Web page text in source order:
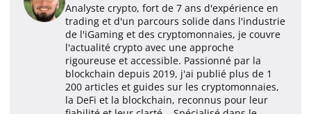
Analyste crypto, fort de 7 ans d'expérience en
trading et d'un parcours solide dans l'industrie
de l'iGaming et des cryptomonnaies, je couvre
l'actualité crypto avec une approche
rigoureuse et accessible. Passionné par la
blockchain depuis 2019, j'ai publié plus de 1
200 articles et guides sur les cryptomonnaies,
la DeFi et la blockchain, reconnus pour leur